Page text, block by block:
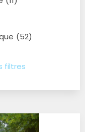
(52)
filtres